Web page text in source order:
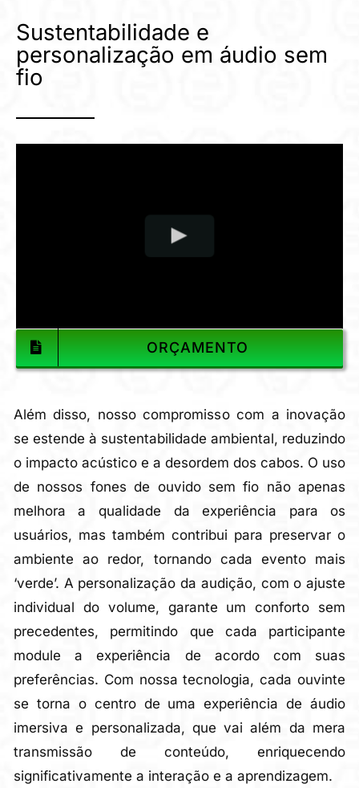
Sustentabilidade e
personalização em áudio sem
fio
Além disso, nosso compromisso com a inovação
se estende à sustentabilidade ambiental, reduzindo
o impacto acústico e a desordem dos cabos. O uso
de nossos fones de ouvido sem fio não apenas
melhora a qualidade da experiência para os
usuários, mas também contribui para preservar o
ambiente ao redor, tornando cada evento mais
‘verde’. A personalização da audição, com o ajuste
individual do volume, garante um conforto sem
precedentes, permitindo que cada participante
module a experiência de acordo com suas
preferências. Com nossa tecnologia, cada ouvinte
se torna o centro de uma experiência de áudio
imersiva e personalizada, que vai além da mera
transmissão de conteúdo, enriquecendo
significativamente a interação e a aprendizagem.
ORÇAMENTO